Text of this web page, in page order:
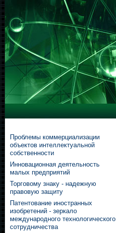
Проблемы коммерциализации
объектов интеллектуальной
собственности
Инновационная деятельность
малых предприятий
Торговому знаку - надежную
правовую защиту
Патентование иностранных
изобретений - зеркало
международного технологического
сотрудничества